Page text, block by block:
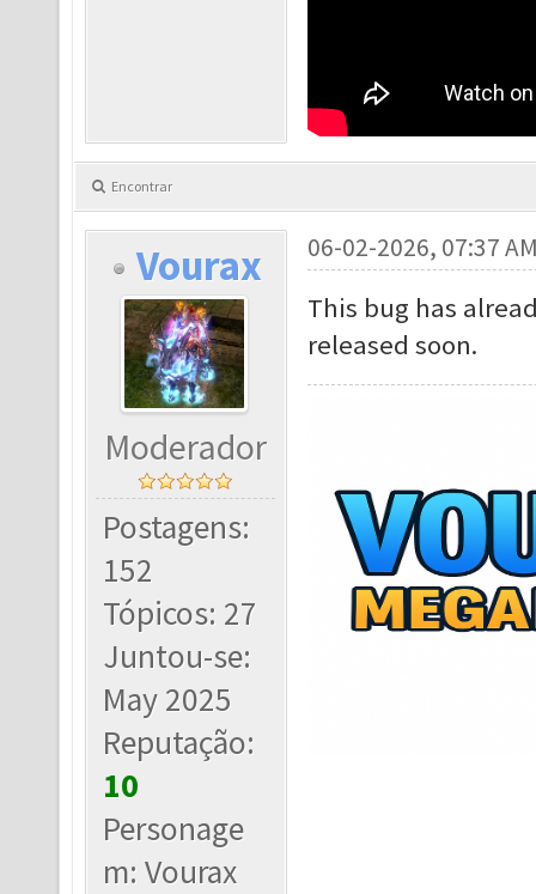
Encontrar
Vourax
Moderador
Postagens:
152
Tópicos: 27
Juntou-se:
May 2025
Reputação:
10
Personage
m: Vourax
06-02-2026, 07:37
This bug has
released soon.